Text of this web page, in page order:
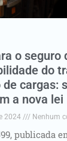
o seguro
do
cargas:
a nova lei
2024 Nenhum
publicada